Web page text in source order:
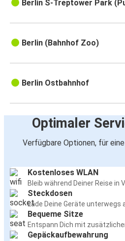
Berlin S-Treptower Park
Berlin (Bahnhof Zoo)
Berlin Ostbahnhof
Optimaler
Verfügbare Optionen, für
Kostenloses WLAN
Bleib während Deiner Reise in
Steckdosen
Lade Deine Geräte unterwegs
Bequeme Sitze
Entspann Dich mit
Gepäckaufbewahrung